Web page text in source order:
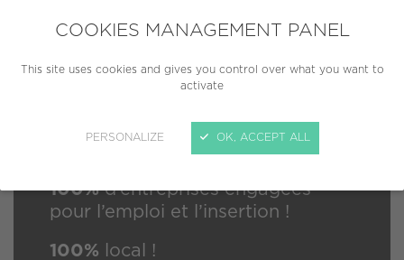
COOKIES MANAGEMENT PANEL
This site uses cookies and gives you control over what you want to
activate
PERSONALIZE OK, ACCEPT ALL
100%d’entreprises engagées
pour l’emploi et l’insertion !
100% local !